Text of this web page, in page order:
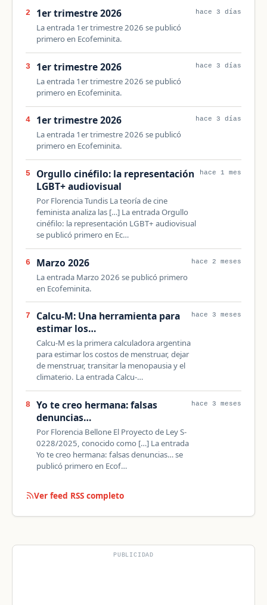
2 1er trimestre 2026
La entrada 1er trimestre 2026 se publicó
primero en Ecofeminita.
hace 3 días
3 1er trimestre 2026
La entrada 1er trimestre 2026 se publicó
primero en Ecofeminita.
hace 3 días
4 1er trimestre 2026
La entrada 1er trimestre 2026 se publicó
primero en Ecofeminita.
hace 3 días
5
Orgullo cinéfilo: la representación
LGBT+ audiovisual
Por Florencia Tundis La teoría de cine
feminista analiza las […] La entrada Orgullo
cinéfilo: la representación LGBT+ audiovisual
se publicó primero en Ec…
hace 1 mes
6 Marzo 2026
La entrada Marzo 2026 se publicó primero
en Ecofeminita.
hace 2 meses
7
Calcu-M: Una herramienta para
estimar los…
Calcu-M es la primera calculadora argentina
para estimar los costos de menstruar, dejar
de menstruar, transitar la menopausia y el
climaterio. La entrada Calcu-…
hace 3 meses
8
Yo te creo hermana: falsas
denuncias…
Por Florencia Bellone El Proyecto de Ley S-
0228/2025, conocido como […] La entrada
Yo te creo hermana: falsas denuncias… se
publicó primero en Ecof…
hace 3 meses
Ver feed RSS completo
PUBLICIDAD